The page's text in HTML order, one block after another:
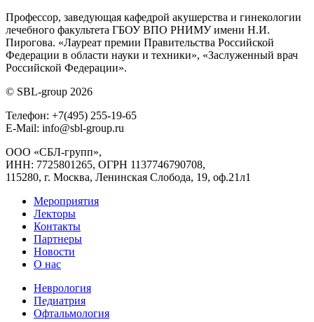
Профессор, заведующая кафедрой акушерства и гинекологии
лечебного факультета ГБОУ ВПО РНИМУ имени Н.И.
Пирогова. «Лауреат премии Правительства Российской
Федерации в области науки и техники», «Заслуженный врач
Российской Федерации».
© SBL-group 2026
Телефон: +7(495) 255-19-65
E-Mail: info@sbl-group.ru
ООО «СБЛ-групп»,
ИНН: 7725801265, ОГРН 1137746790708,
115280, г. Москва, Ленинская Слобода, 19, оф.21л1
Мероприятия
Лекторы
Контакты
Партнеры
Новости
О нас
Неврология
Педиатрия
Офтальмология